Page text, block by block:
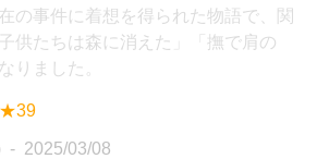
の事件に着想を得られた物語で、関
供たちは森に消えた」「撫で肩の
りました。
★39
2025/03/08